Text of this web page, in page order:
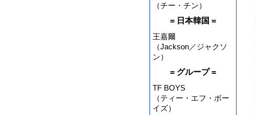
（チー・チン）
= 日本韓国 =
王嘉爾
（Jackson／ジャクソ
ン）
= グループ =
TF BOYS
（ティー・エフ・ボー
イズ）